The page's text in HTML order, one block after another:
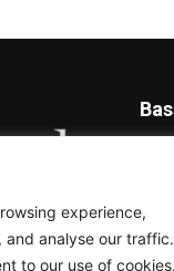
experience,
and analyse our traffic.
to our use of cookies.